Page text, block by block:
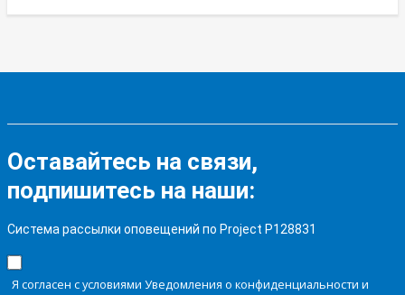
Оставайтесь на связи,
подпишитесь на наши:
Система рассылки оповещений по Project P128831
Я согласен с условиями Уведомления о конфиденциальности и